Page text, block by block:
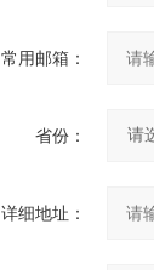
常用邮箱：
省份：
详细地址：